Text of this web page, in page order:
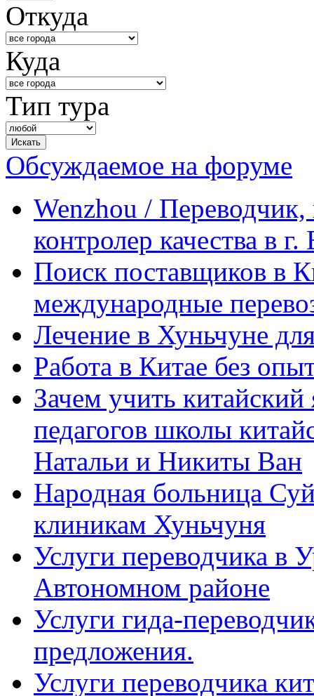
Откуда
Куда
Тип тура
Обсуждаемое на форуме
Wenzhou / Переводчик,
контролер качества в
Поиск поставщиков в
международные
Лечение в Хуньчуне
Работа в Китае без
Зачем учить
педагогов школы
Натальи и Никиты Ван
Народная больница
клиникам Хуньчуня
Услуги переводчика в
Автономном районе
Услуги гида-
предложения.
Услуги переводчика